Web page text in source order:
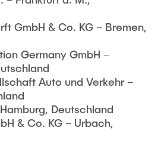
GmbH & Co. KG – Bremen,
Germany GmbH –
Auto und Verkehr –
Deutschland
& Co. KG – Urbach,